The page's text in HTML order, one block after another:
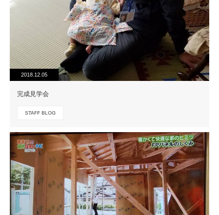
2018.12.05
完成見学会
STAFF BLOG